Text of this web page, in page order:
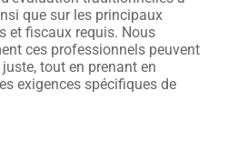
que sur les principaux
et fiscaux requis. Nous
ces professionnels peuvent
tout en prenant en
exigences spécifiques de